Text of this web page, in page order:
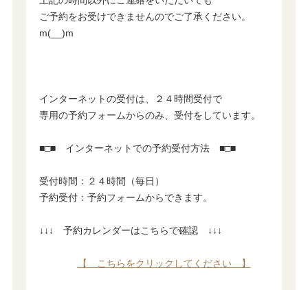
ご予約をお受けできませんのでご了承ください。
m(__)m
インターネットの受付は、２４時間受付で
専用の予約フォームからのみ、受付をしています。
■□■ インターネットでの予約受付方法 ■□■
受付時間：２４時間（毎日）
予約受付：予約フォームからできます。
↓↓↓ 予約カレンダーはこちらで確認 ↓↓↓
【 こちらをクリックしてください 】